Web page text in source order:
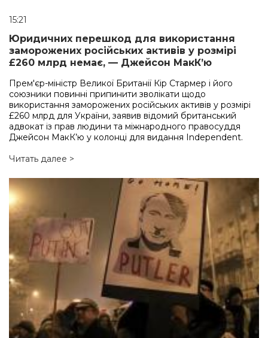
15:21
Юридичних перешкод для використання
заморожених російських активів у розмірі
£260 млрд немає, — Джейсон МакК’ю
Прем'єр-міністр Великої Британії Кір Стармер і його
союзники повинні припинити зволікати щодо
використання заморожених російських активів у розмірі
£260 млрд для України, заявив відомий британський
адвокат із прав людини та міжнародного правосуддя
Джейсон МакК’ю у колонці для видання Independent.
Читать далее >